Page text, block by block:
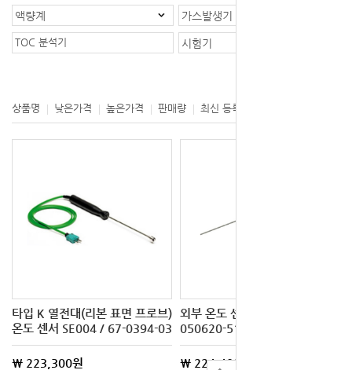
액량계 가스발생기
TOC 분석기 시험기
상품명 낮은가격 높은가격 판매량 최신 등록
타입 K 열전대(리본 표면 프로브)
온도 센서 SE004 / 67-0394-03
\ 223,300원
외부 온도 센서 MGC-100형용
050620-51 / 61-4427-35
\ 224,400원